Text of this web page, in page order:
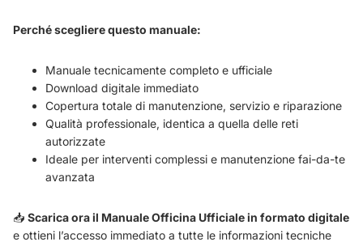
Perché scegliere questo manuale:
Manuale tecnicamente completo e ufficiale
Download digitale immediato
Copertura totale di manutenzione, servizio e riparazione
Qualità professionale, identica a quella delle reti
autorizzate
Ideale per interventi complessi e manutenzione fai-da-te
avanzata
📥 Scarica ora il Manuale Officina Ufficiale in formato digitale
e ottieni l’accesso immediato a tutte le informazioni tecniche